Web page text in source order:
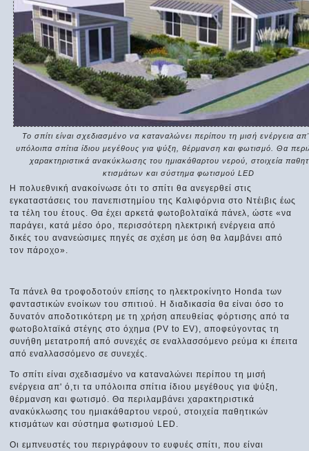
Το σπίτι είναι σχεδιασμένο να καταναλώνει περίπου τη μισή ενέργεια απ'
υπόλοιπα σπίτια ίδιου μεγέθους για ψύξη, θέρμανση και φωτισμό. Θα
χαρακτηριστικά ανακύκλωσης του ημιακάθαρτου νερού, στοιχεία
κτισμάτων και σύστημα φωτισμού LED
Η πολυεθνική ανακοίνωσε ότι το σπίτι θα ανεγερθεί στις
εγκαταστάσεις του πανεπιστημίου της Καλιφόρνια στο Ντέιβις έως
τα τέλη του έτους. Θα έχει αρκετά φωτοβολταϊκά πάνελ, ώστε «να
παράγει, κατά μέσο όρο, περισσότερη ηλεκτρική ενέργεια από
δικές του ανανεώσιμες πηγές σε σχέση με όση θα λαμβάνει από
τον πάροχο».
Τα πάνελ θα τροφοδοτούν επίσης το ηλεκτροκίνητο Honda των
φανταστικών ενοίκων του σπιτιού. Η διαδικασία θα είναι όσο το
δυνατόν αποδοτικότερη με τη χρήση απευθείας φόρτισης από τα
φωτοβολταϊκά στέγης στο όχημα (PV to EV), αποφεύγοντας τη
συνήθη μετατροπή από συνεχές σε εναλλασσόμενο ρεύμα κι έπειτα
από εναλλασσόμενο σε συνεχές.
Το σπίτι είναι σχεδιασμένο να καταναλώνει περίπου τη μισή
ενέργεια απ' ό,τι τα υπόλοιπα σπίτια ίδιου μεγέθους για ψύξη,
θέρμανση και φωτισμό. Θα περιλαμβάνει χαρακτηριστικά
ανακύκλωσης του ημιακάθαρτου νερού, στοιχεία παθητικών
κτισμάτων και σύστημα φωτισμού LED.
Οι εμπνευστές του περιγράφουν το ευφυές σπίτι, που είναι